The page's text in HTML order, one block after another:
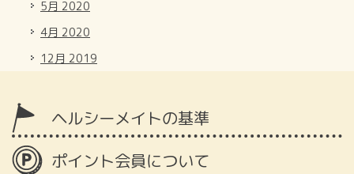
5月 2020
4月 2020
12月 2019
ヘルシーメイトの基準
ポイント会員について